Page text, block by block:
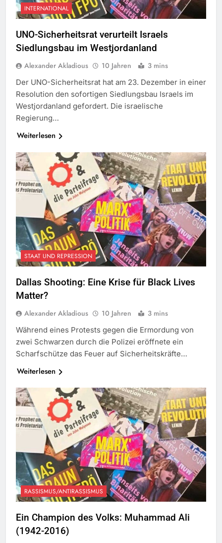
INTERNATIONAL
UNO-Sicherheitsrat verurteilt Israels
Siedlungsbau im Westjordanland
Alexander Akladious 10 Jahren 3 mins
Der UNO-Sicherheitsrat hat am 23. Dezember in einer
Resolution den sofortigen Siedlungsbau Israels im
Westjordanland gefordert. Die israelische
Regierung…
Weiterlesen
STAAT UND REPRESSION
Dallas Shooting: Eine Krise für Black Lives
Matter?
Alexander Akladious 10 Jahren 3 mins
Während eines Protests gegen die Ermordung von
zwei Schwarzen durch die Polizei eröffnete ein
Scharfschütze das Feuer auf Sicherheitskräfte…
Weiterlesen
RASSISMUS/ANTIRASSISMUS
Ein Champion des Volks: Muhammad Ali
(1942-2016)